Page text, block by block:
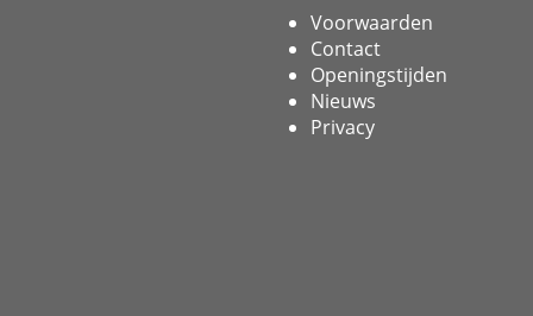
Voorwaarden
Contact
Openingstijden
Nieuws
Privacy